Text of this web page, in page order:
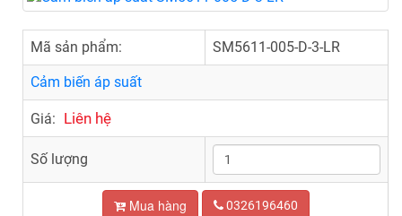
Mã sản phẩm: SM5611-005-D-3-LR
Cảm biến áp suất
Giá: Liên hệ
Số lượng
Mua hàng 0326196460